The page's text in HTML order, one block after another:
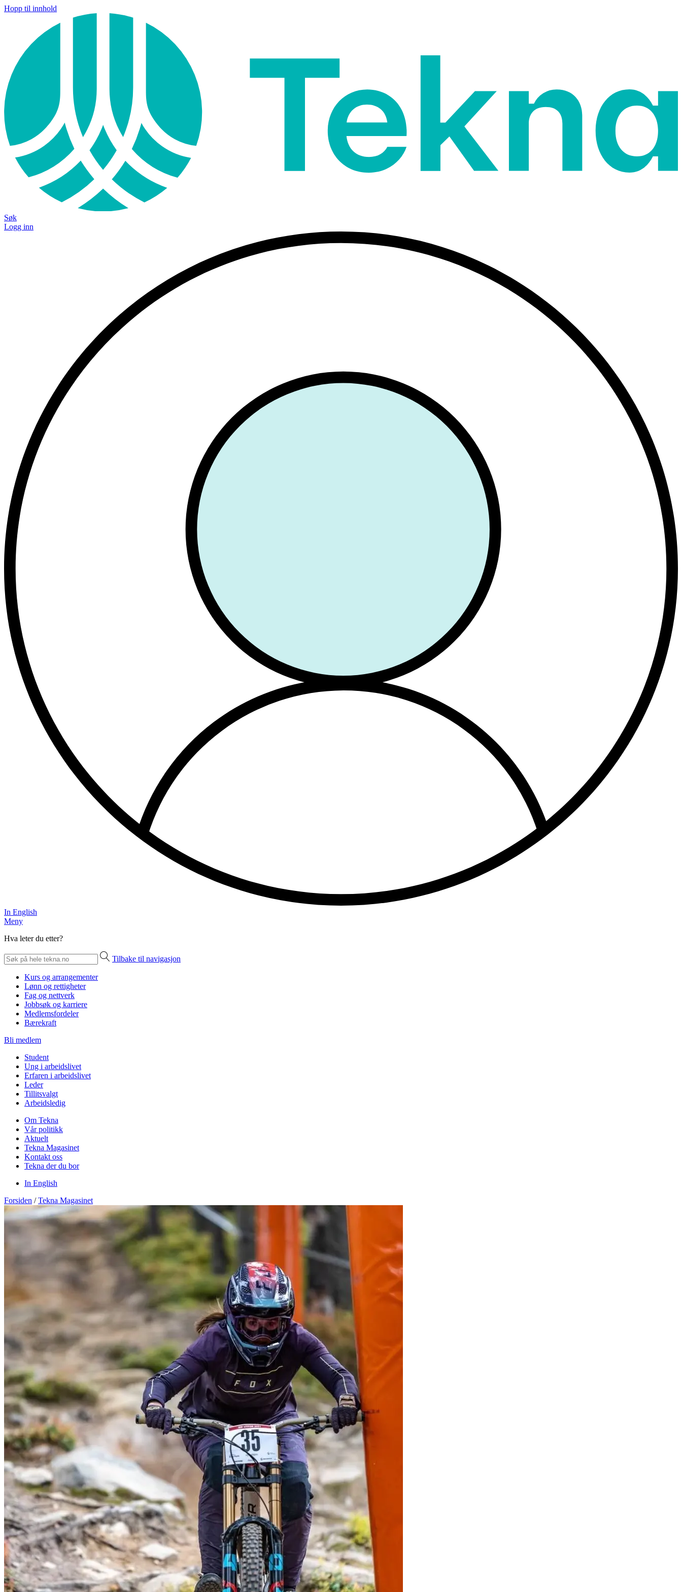
Hopp til innhold
Søk
Logg inn
In English
Meny
Hva leter du etter?
Tilbake til navigasjon
Kurs og arrangementer
Lønn og rettigheter
Fag og nettverk
Jobbsøk og karriere
Medlemsfordeler
Bærekraft
Bli medlem
Student
Ung i arbeidslivet
Erfaren i arbeidslivet
Leder
Tillitsvalgt
Arbeidsledig
Om Tekna
Vår politikk
Aktuelt
Tekna Magasinet
Kontakt oss
Tekna der du bor
In English
Forsiden / Tekna Magasinet